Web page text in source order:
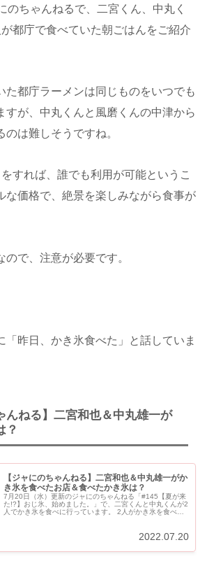
のちゃんねるで、二宮くん、中丸く
都庁で食べていた朝ごはんをご紹介
た都庁ラーメンは同じものをいつでも
すが、中丸くんと風磨くんの中津から
は難しそうですね。
すれば、誰でも利用が可能というこ
な価格で、絶景を楽しみながら食事が
で、注意が必要です。
「昨日、かき氷食べた」と話していま
んねる】二宮和也＆中丸雄一が
？
【ジャにのちゃんねる】二宮和也＆中丸雄一がか
き氷を食べたお店＆食べたかき氷は？
7月20日（水）更新のジャにのちゃんねる「#145【夏が来
た!?】おじ氷、始めました。」で、二宮くんと中丸くんが2
人でかき氷を食べに行っています。 2人がかき氷を食べた
2022.07.20